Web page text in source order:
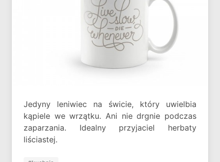
Jedyny leniwiec na świcie, który uwielbia
kąpiele we wrzątku. Ani nie drgnie podczas
zaparzania. Idealny przyjaciel herbaty
liściastej.